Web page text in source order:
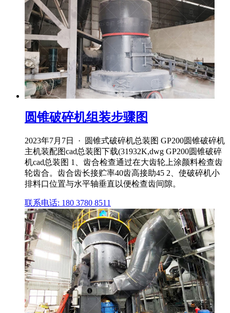
圆锥破碎机组装步骤图
2023年7月7日 · 圆锥式破碎机总装图 GP200圆锥破碎机
主机装配图cad总装图下载(31932K,dwg GP200圆锥破碎
机cad总装图 1、齿合检查通过在大齿轮上涂颜料检查齿
轮齿合。齿合齿长接贮率40齿高接助45 2、使破碎机小
排料口位置与水平轴垂直以便检查齿间隙。
联系电话: 180 3780 8511